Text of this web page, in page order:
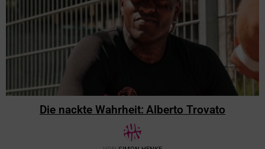
Die nackte Wahrheit: Alberto Trovato